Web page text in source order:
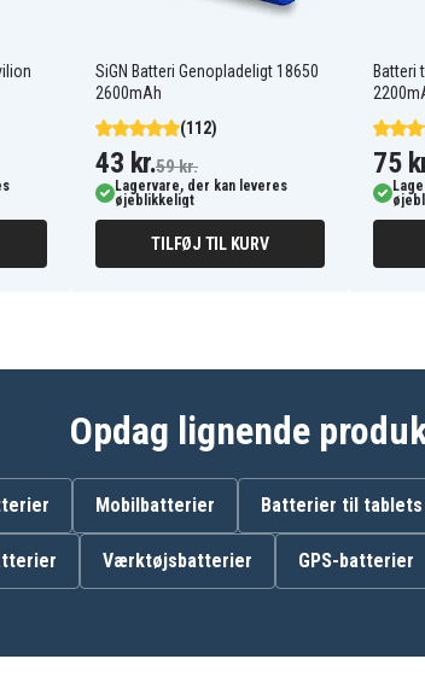
ProX
Roborock S1052-00
SiGN Batteri Genopladeligt 18650
2600mAh
(112)
43 kr.59 kr.
Lagervare, der kan leveres
øjeblikkeligt
TILFØJ TIL KURV
Batteri
75
Opdag lignende
Mobilbatterier Batterier til tablets
Værktøjsbatterier GPS-batterier